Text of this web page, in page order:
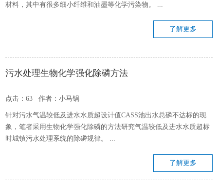
材料，其中有很多细小纤维和油墨等化学污染物。 ...
了解更多
污水处理生物化学强化除磷方法
点击：63 作者：小马锅
针对污水气温较低及进水水质超设计值CASS池出水总磷不达标的现
象，笔者采用生物化学强化除磷的方法研究气温较低及进水水质超标
时城镇污水处理系统的除磷规律。 ...
了解更多